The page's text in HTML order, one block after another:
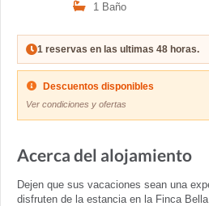
1 Baño
1 reservas en las ultimas 48 horas.
Descuentos disponibles
Ver condiciones y ofertas
Acerca del alojamiento
Dejen que sus vacaciones sean una
disfruten de la estancia en la Finca